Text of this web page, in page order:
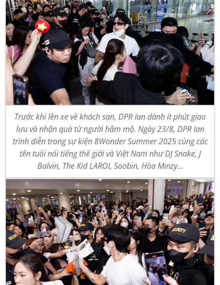
Trước khi lên xe về khách sạn, DPR Ian dành ít phút giao
lưu và nhận quà từ người hâm mộ. Ngày 23/8, DPR Ian
trình diễn trong sự kiện 8Wonder Summer 2025 cùng các
tên tuổi nổi tiếng thế giới và Việt Nam như DJ Snake, J
Balvin, The Kid LAROI, Soobin, Hòa Minzy…